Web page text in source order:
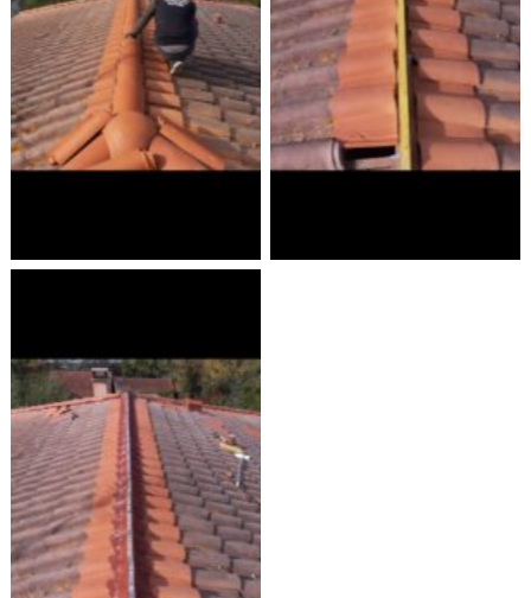
faîtage maçonné à
Toulouse
faîtage maçonné à
Toulouse
L’Expertise en
remplacement de
faîtage maçonné à
Toulouse